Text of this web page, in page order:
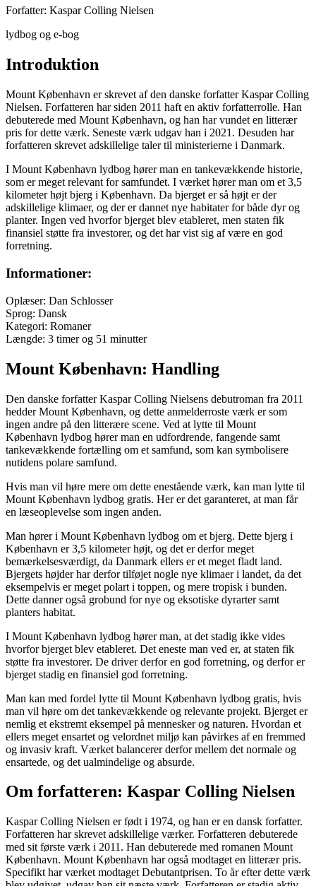
Forfatter: Kaspar Colling Nielsen
lydbog og e-bog
Introduktion
Mount København er skrevet af den danske forfatter Kaspar Colling
Nielsen. Forfatteren har siden 2011 haft en aktiv forfatterrolle. Han
debuterede med Mount København, og han har vundet en litterær
pris for dette værk. Seneste værk udgav han i 2021. Desuden har
forfatteren skrevet adskillelige taler til ministerierne i Danmark.
I Mount København lydbog hører man en tankevækkende historie,
som er meget relevant for samfundet. I værket hører man om et 3,5
kilometer højt bjerg i København. Da bjerget er så højt er der
adskillelige klimaer, og der er dannet nye habitater for både dyr og
planter. Ingen ved hvorfor bjerget blev etableret, men staten fik
finansiel støtte fra investorer, og det har vist sig af være en god
forretning.
Informationer:
Oplæser: Dan Schlosser
Sprog: Dansk
Kategori: Romaner
Længde: 3 timer og 51 minutter
Mount København: Handling
Den danske forfatter Kaspar Colling Nielsens debutroman fra 2011
hedder Mount København, og dette anmelderroste værk er som
ingen andre på den litterære scene. Ved at lytte til Mount
København lydbog hører man en udfordrende, fangende samt
tankevækkende fortælling om et samfund, som kan symbolisere
nutidens polare samfund.
Hvis man vil høre mere om dette enestående værk, kan man lytte til
Mount København lydbog gratis. Her er det garanteret, at man får
en læseoplevelse som ingen anden.
Man hører i Mount København lydbog om et bjerg. Dette bjerg i
København er 3,5 kilometer højt, og det er derfor meget
bemærkelsesværdigt, da Danmark ellers er et meget fladt land.
Bjergets højder har derfor tilføjet nogle nye klimaer i landet, da det
eksempelvis er meget polart i toppen, og mere tropisk i bunden.
Dette danner også grobund for nye og eksotiske dyrarter samt
planters habitat.
I Mount København lydbog hører man, at det stadig ikke vides
hvorfor bjerget blev etableret. Det eneste man ved er, at staten fik
støtte fra investorer. De driver derfor en god forretning, og derfor er
bjerget stadig en finansiel god forretning.
Man kan med fordel lytte til Mount København lydbog gratis, hvis
man vil høre om det tankevækkende og relevante projekt. Bjerget er
nemlig et ekstremt eksempel på mennesker og naturen. Hvordan et
ellers meget ensartet og velordnet miljø kan påvirkes af en fremmed
og invasiv kraft. Værket balancerer derfor mellem det normale og
ensartede, og det ualmindelige og absurde.
Om forfatteren: Kaspar Colling Nielsen
Kaspar Colling Nielsen er født i 1974, og han er en dansk forfatter.
Forfatteren har skrevet adskillelige værker. Forfatteren debuterede
med sit første værk i 2011. Han debuterede med romanen Mount
København. Mount København har også modtaget en litterær pris.
Specifikt har værket modtaget Debutantprisen. To år efter dette værk